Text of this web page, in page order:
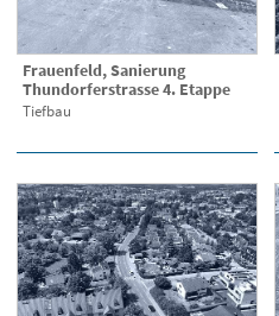
Frauenfeld, Sanierung
Thundorferstrasse 4. Etappe
Tiefbau